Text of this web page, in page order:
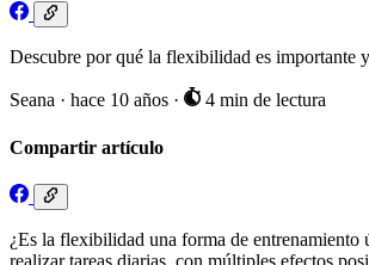
Descubre por qué la flexibilidad es importante
Seana · hace 10 años · 4 min de lectura
Compartir artículo
¿Es la flexibilidad una forma de entrenamiento